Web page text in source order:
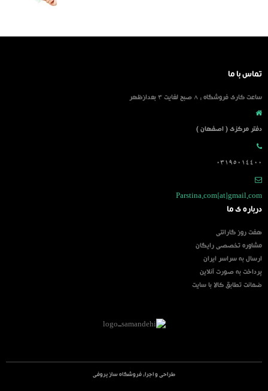
تماس با ما
ساعت کاری فروشگاه : 8 صبح لغایت 3 بعدازظهر
دفتر مرکزی ( اصفهان )
03195014400
Parstina.com[at]gmail.com
درباره ی ما
هفت روز گارانتی
مشاوره تخصصی رایگان
ارسال به سراسر ایران
پرداخت به صورت آنلاین
ضمانت تطابق کالا با سایت
طراحی و اجرا:فروشگاه ساز پروفی